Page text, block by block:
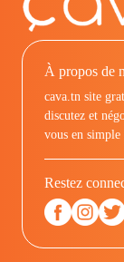
À propos de
cava.tn site
discutez et
vous en
Restez